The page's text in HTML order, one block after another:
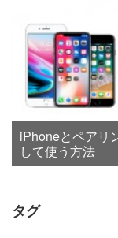
iPhoneとペアリ
して使う方法
タグ